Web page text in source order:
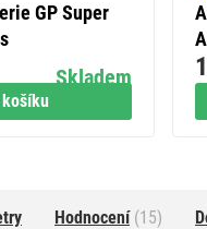
košíku
GP Super
Skladem
Hodnocení(15)